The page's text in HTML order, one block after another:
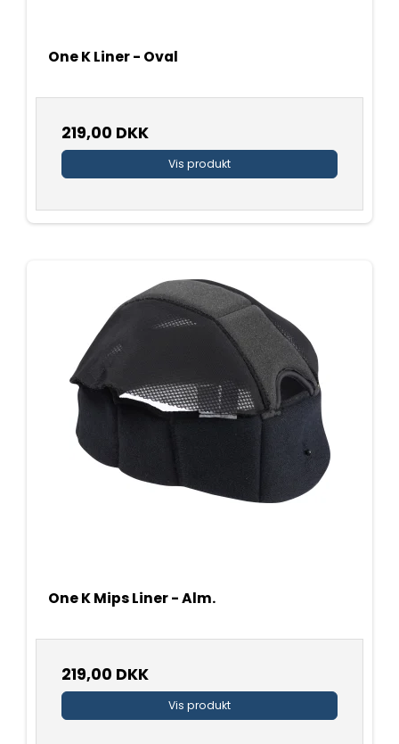
One K Liner - Oval
219,00 DKK
Vis produkt
One K Mips Liner - Alm.
219,00 DKK
Vis produkt